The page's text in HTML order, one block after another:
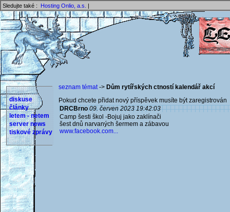
Sledujte také : Hosting Onlio, a.s. |
diskuse
články
letem - netem
server news
tiskové zprávy
seznam témat-> Dům rytířských ctností kalendář akcí
Pokud chcete přidat nový příspěvek musíte být
DRCBrno 09. červen 2023 19:42:03
Camp šesti škol -Bojuj jako zaklínači
šest dnů narvaných šermem a zábavou
www.facebook.com...